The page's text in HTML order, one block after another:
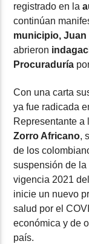
registrado en la
continúan
municipio,
abrieron
Procuraduría
Con una carta
ya fue radicada
Representante a
Zorro Africano,
de los
suspensión de
vigencia 2021
inicie un nuevo
salud por el
económica y de
país.